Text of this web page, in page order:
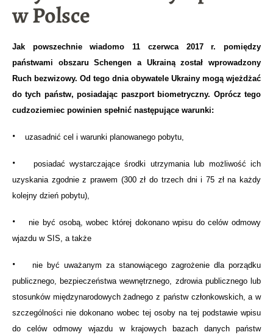
w Polsce
Jak powszechnie wiadomo 11 czerwca 2017 r. pomiędzy
państwami obszaru Schengen a Ukrainą został wprowadzony
Ruch bezwizowy. Od tego dnia obywatele Ukrainy mogą wjeżdżać
do tych państw, posiadając paszport biometryczny. Oprócz tego
cudzoziemiec powinien spełnić następujące warunki:
• uzasadnić cel i warunki planowanego pobytu,
•
posiadać wystarczające środki utrzymania lub możliwość ich
uzyskania zgodnie z prawem (300 zł do trzech dni i 75 zł na każdy
kolejny dzień pobytu),
•nie być osobą, wobec której dokonano wpisu do celów odmowy
wjazdu w SIS, a także
•
nie być uważanym za stanowiącego zagrożenie dla porządku
publicznego, bezpieczeństwa wewnętrznego, zdrowia publicznego lub
stosunków międzynarodowych żadnego z państw członkowskich, a w
szczególności nie dokonano wobec tej osoby na tej podstawie wpisu
do celów odmowy wjazdu w krajowych bazach danych państw